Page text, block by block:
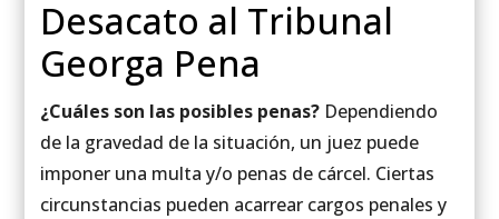
Desacato al Tribunal
Georga Pena
¿Cuáles son las posibles penas?Dependiendo
de la gravedad de la situación, un juez puede
imponer una multa y/o penas de cárcel. Ciertas
circunstancias pueden acarrear cargos penales y